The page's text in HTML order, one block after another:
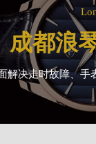
成都浪
解决走时故障、手